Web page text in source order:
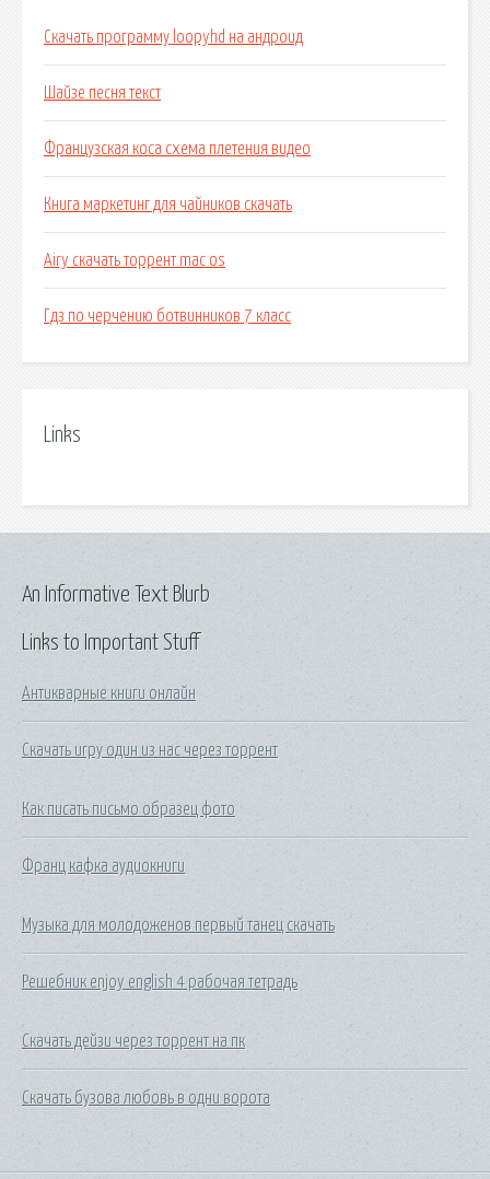
Скачать программу loopyhd на андроид
Шайзе песня текст
Французская коса схема плетения видео
Книга маркетинг для чайников скачать
Airy скачать торрент mac os
Гдз по черчению ботвинников 7 класс
Links
Links to Important Stuff
Антикварные книги онлайн
Скачать игру один из нас через торрент
Как писать письмо образец фото
Франц кафка аудиокниги
Музыка для молодоженов первый танец скачать
Решебник enjoy english 4 рабочая тетрадь
Скачать дейзи через торрент на пк
Скачать бузова любовь в одни ворота
An Informative Text Blurb